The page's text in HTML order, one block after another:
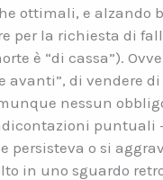
ottimali, e alzando
per la richiesta di
è “di cassa”).
di vendere
nessun
puntuali
persisteva o si
in uno sguardo